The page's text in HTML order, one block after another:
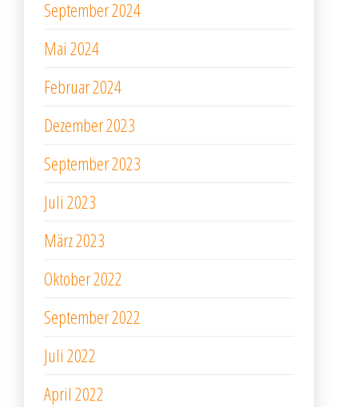
September 2024
Mai 2024
Februar 2024
Dezember 2023
September 2023
Juli 2023
März 2023
Oktober 2022
September 2022
Juli 2022
April 2022